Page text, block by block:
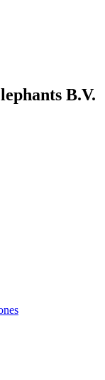
B.V.